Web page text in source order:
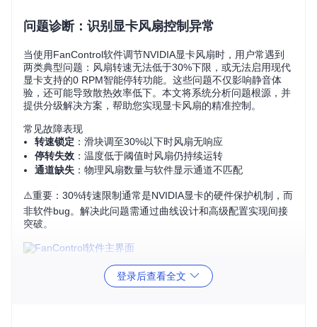
问题诊断：识别显卡风扇控制异常
当使用FanControl软件调节NVIDIA显卡风扇时，用户常遇到
两类典型问题：风扇转速无法低于30%下限，或无法启用现代
显卡支持的0 RPM智能停转功能。这些问题不仅影响静音体
验，还可能导致散热效率低下。本文将系统分析问题根源，并
提供分级解决方案，帮助您实现显卡风扇的精准控制。
常见故障表现
转速锁定 ：滑块调至30%以下时风扇无响应
停转失效 ：温度低于阈值时风扇仍持续运转
通道缺失 ：物理风扇数量与软件显示通道不匹配
⚠️重要：30%转速限制通常是NVIDIA显卡的硬件保护机制，而
非软件bug。解决此问题需通过曲线设计和高级配置实现间接
突破。
图1：FanControl软件控制界面，显示各风扇通道的实时转速
登录后查看全文